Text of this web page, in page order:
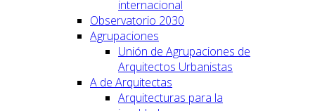
internacional
Observatorio 2030
Agrupaciones
Unión de Agrupaciones de
Arquitectos Urbanistas
A de Arquitectas
Arquitecturas para la